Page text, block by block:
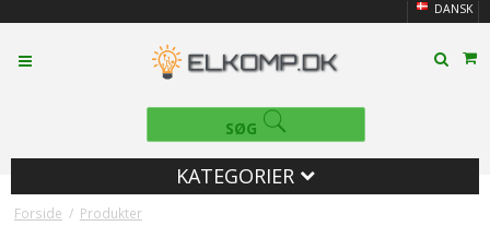
DANSK
SØG
KATEGORIER
Forside / Produkter